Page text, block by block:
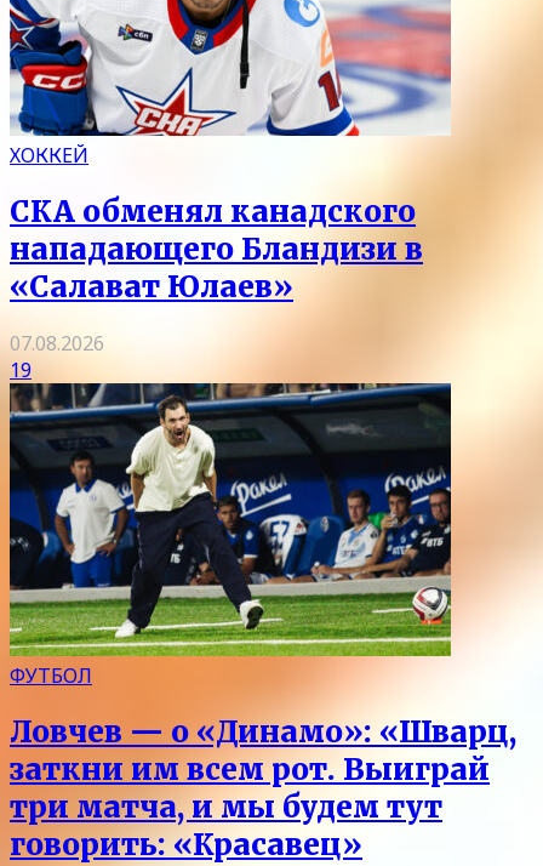
ХОККЕЙ
СКА обменял канадского
нападающего Бландизи в
«Салават Юлаев»
07.08.2026
19
ФУТБОЛ
Ловчев — о «Динамо»: «Шварц,
заткни им всем рот. Выиграй
три матча, и мы будем тут
говорить: «Красавец»